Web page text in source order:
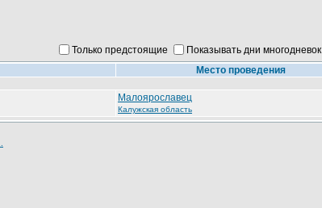
Только предстоящие
Показывать дни многодневок
Место проведения
Малоярославец
Калужская область